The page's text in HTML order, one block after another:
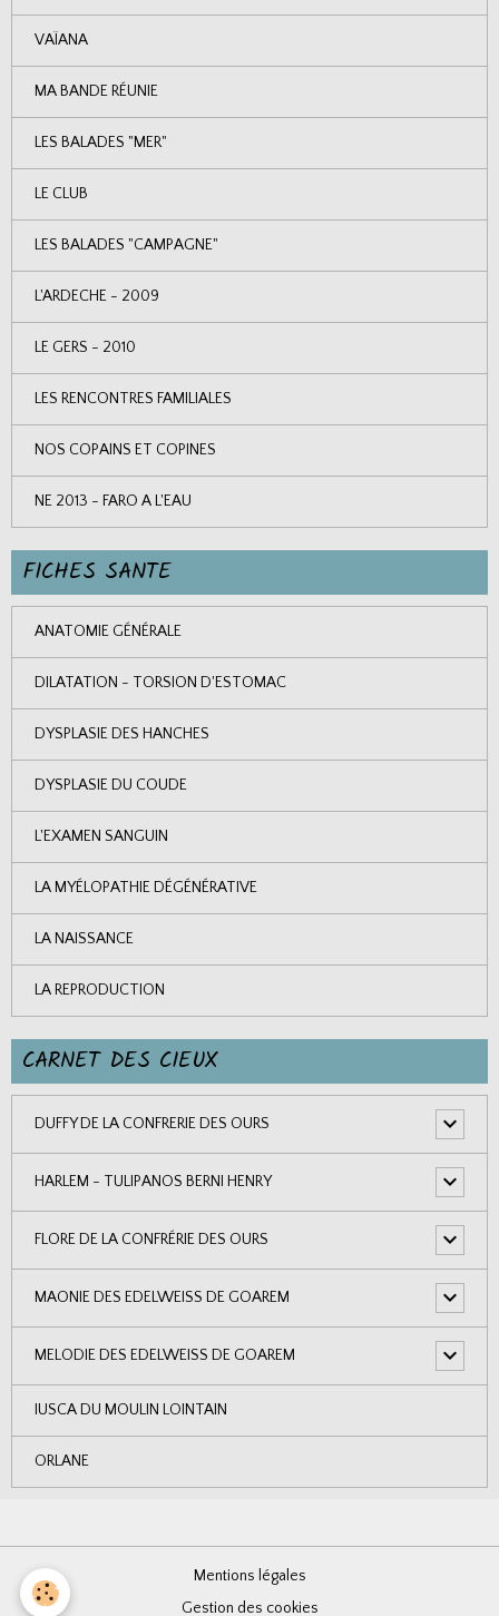
VAÏANA
MA BANDE RÉUNIE
LES BALADES "MER"
LE CLUB
LES BALADES "CAMPAGNE"
L'ARDECHE - 2009
LE GERS - 2010
LES RENCONTRES FAMILIALES
NOS COPAINS ET COPINES
NE 2013 - FARO A L'EAU
FICHES SANTE
ANATOMIE GÉNÉRALE
DILATATION - TORSION D'ESTOMAC
DYSPLASIE DES HANCHES
DYSPLASIE DU COUDE
L'EXAMEN SANGUIN
LA MYÉLOPATHIE DÉGÉNÉRATIVE
LA NAISSANCE
LA REPRODUCTION
CARNET DES CIEUX
DUFFY DE LA CONFRERIE DES OURS
HARLEM - TULIPANOS BERNI HENRY
FLORE DE LA CONFRÉRIE DES OURS
MAONIE DES EDELWEISS DE GOAREM
MELODIE DES EDELWEISS DE GOAREM
IUSCA DU MOULIN LOINTAIN
ORLANE
Mentions légales
Gestion des cookies